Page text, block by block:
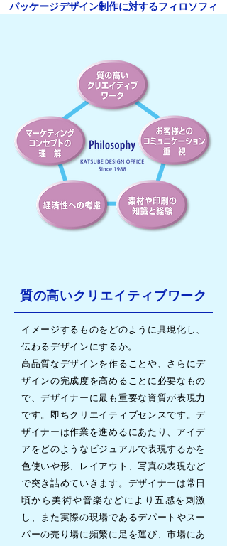
パッケージデザイン制作に対するフィロソフィ
質の高いクリエイティブワーク
イメージするものをどのように具現化し、
伝わるデザインにするか。
高品質なデザインを作ることや、さらにデ
ザインの完成度を高めることに必要なもの
で、デザイナーに最も重要な資質が表現力
です。即ちクリエイティブセンスです。デ
ザイナーは作業を進めるにあたり、アイデ
アをどのようなビジュアルで表現するかを
色使いや形、レイアウト、写真の表現など
で突き詰めていきます。デザイナーは常日
頃から美術や音楽などにより五感を刺激
し、また実際の現場であるデパートやスー
パーの売り場に頻繁に足を運び、市場にあ